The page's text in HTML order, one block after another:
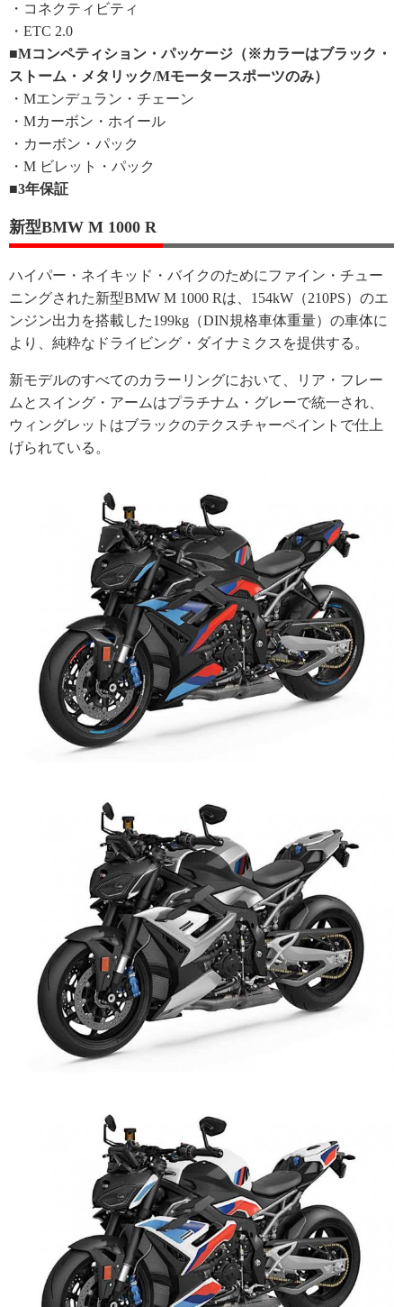
・コネクティビティ
・ETC 2.0
■Mコンペティション・パッケージ（※カラーはブラック・
ストーム・メタリック/Mモータースポーツのみ）
・Mエンデュラン・チェーン
・Mカーボン・ホイール
・カーボン・パック
・M ビレット・パック
■3年保証
新型BMW M 1000 R
ハイパー・ネイキッド・バイクのためにファイン・チュー
ニングされた新型BMW M 1000 Rは、154kW（210PS）のエ
ンジン出力を搭載した199kg（DIN規格車体重量）の車体に
より、純粋なドライビング・ダイナミクスを提供する。
新モデルのすべてのカラーリングにおいて、リア・フレー
ムとスイング・アームはプラチナム・グレーで統一され、
ウィングレットはブラックのテクスチャーペイントで仕上
げられている。